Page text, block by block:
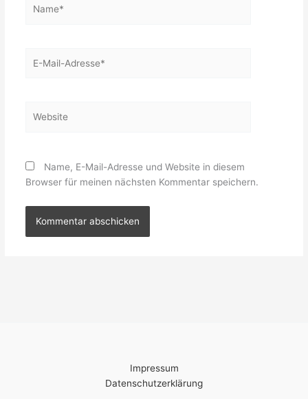
Mail-
Name, E-Mail-Adresse und Website in diesem
Browser für meinen nächsten Kommentar speichern.
Impressum
Datenschutzerklärung